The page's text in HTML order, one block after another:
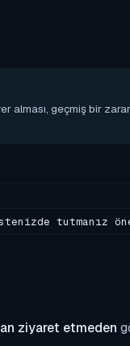
geçmiş bir
tutmanız
ziyaret etmeden